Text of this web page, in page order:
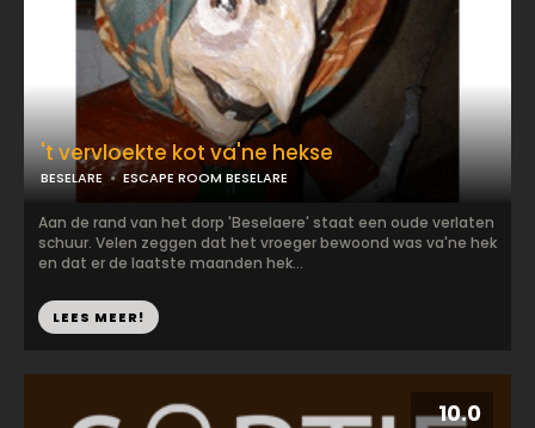
't vervloekte kot va'ne hekse
BESELARE ESCAPE ROOM BESELARE
Aan de rand van het dorp 'Beselaere' staat een oude verlaten
schuur. Velen zeggen dat het vroeger bewoond was va'ne hek
en dat er de laatste maanden hek...
LEES MEER!
10.0